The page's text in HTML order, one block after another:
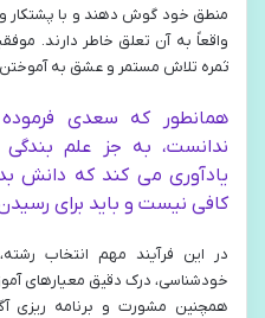
منطق خود گوش دهند و با پشتکار و
واقعاً به آن تعلق خاطر دارند.
ثمره تلاش مستمر و عشق به
همانطور که سعدی
ندانست، به جز علم
یادآوری می کند که دانش
کافی نیست و باید برای
در این فرآیند مهم انتخاب
خودشناسی، درک دقیق معیارهای
همچنین مشورت و برنامه ریزی